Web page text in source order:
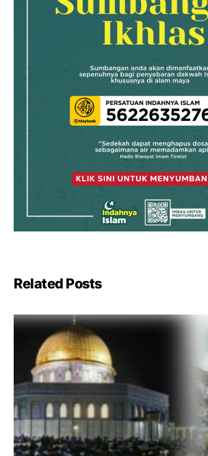
Related Posts